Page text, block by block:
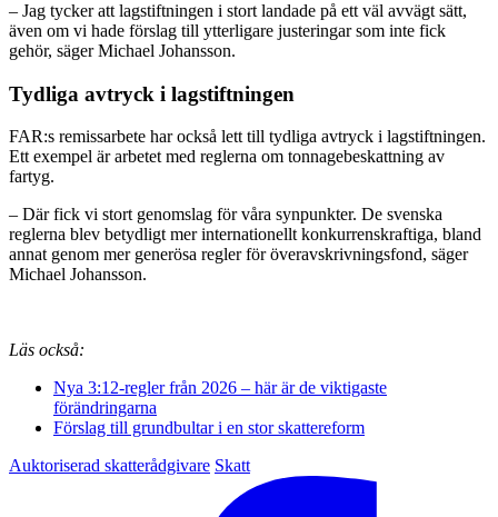
– Jag tycker att lagstiftningen i stort landade på ett väl avvägt sätt,
även om vi hade förslag till ytterligare justeringar som inte fick
gehör, säger Michael Johansson.
Tydliga avtryck i lagstiftningen
FAR:s remissarbete har också lett till tydliga avtryck i lagstiftningen.
Ett exempel är arbetet med reglerna om tonnagebeskattning av
fartyg.
– Där fick vi stort genomslag för våra synpunkter. De svenska
reglerna blev betydligt mer internationellt konkurrenskraftiga, bland
annat genom mer generösa regler för överavskrivningsfond, säger
Michael Johansson.
Läs också:
Nya 3:12-regler från 2026 – här är de viktigaste
förändringarna
Förslag till grundbultar i en stor skattereform
Auktoriserad skatterådgivare Skatt